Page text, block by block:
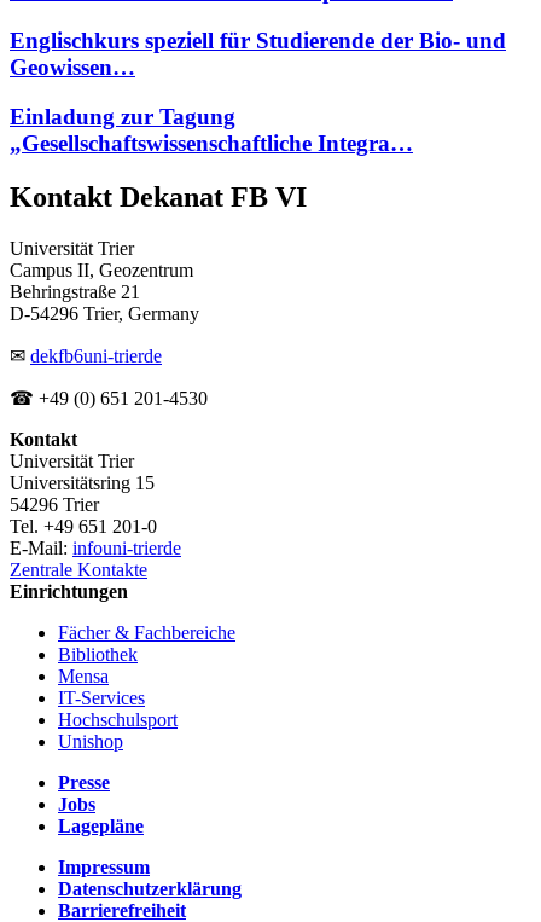
Englischkurs speziell für Studierende der Bio- und
Geowissen…
Einladung zur Tagung
„Gesellschaftswissenschaftliche Integra…
Kontakt Dekanat FB VI
Universität Trier
Campus II, Geozentrum
Behringstraße 21
D-54296 Trier, Germany
✉ dekfb6uni-trierde
☎ +49 (0) 651 201-4530
Kontakt
Universität Trier
Universitätsring 15
54296 Trier
Tel. +49 651 201-0
E-Mail: infouni-trierde
Zentrale Kontakte
Einrichtungen
Fächer & Fachbereiche
Bibliothek
Mensa
IT-Services
Hochschulsport
Unishop
Presse
Jobs
Lagepläne
Impressum
Datenschutzerklärung
Barrierefreiheit